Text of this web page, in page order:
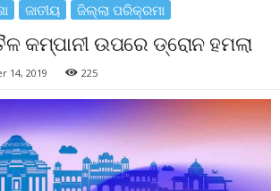
ଜାତୀୟ ଜିଲ୍ଲା ପରିକ୍ରମା
କମ୍ପାନୀ ଉପରେ ଡ୍ରୋନ ହମଲା
14, 2019 225